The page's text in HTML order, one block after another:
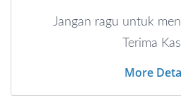
Jangan ragu untuk
Terima
More